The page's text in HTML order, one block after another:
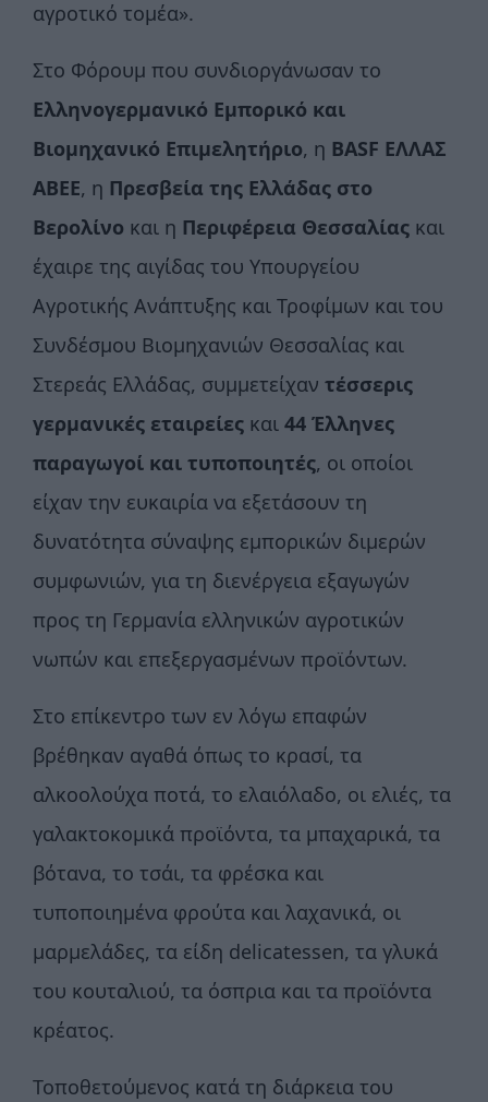
αγροτικό τομέα».
Στο Φόρουμ που συνδιοργάνωσαν το
Ελληνογερμανικό Εμπορικό και
Βιομηχανικό Επιμελητήριο, η BASF ΕΛΛΑΣ
ΑΒΕΕ, η Πρεσβεία της Ελλάδας στο
Βερολίνο και η Περιφέρεια Θεσσαλίας και
έχαιρε της αιγίδας του Υπουργείου
Αγροτικής Ανάπτυξης και Τροφίμων και του
Συνδέσμου Βιομηχανιών Θεσσαλίας και
Στερεάς Ελλάδας, συμμετείχαν τέσσερις
γερμανικές εταιρείες και 44 Έλληνες
παραγωγοί και τυποποιητές, οι οποίοι
είχαν την ευκαιρία να εξετάσουν τη
δυνατότητα σύναψης εμπορικών διμερών
συμφωνιών, για τη διενέργεια εξαγωγών
προς τη Γερμανία ελληνικών αγροτικών
νωπών και επεξεργασμένων προϊόντων.
Στο επίκεντρο των εν λόγω επαφών
βρέθηκαν αγαθά όπως το κρασί, τα
αλκοολούχα ποτά, το ελαιόλαδο, οι ελιές, τα
γαλακτοκομικά προϊόντα, τα μπαχαρικά, τα
βότανα, το τσάι, τα φρέσκα και
τυποποιημένα φρούτα και λαχανικά, οι
μαρμελάδες, τα είδη delicatessen, τα γλυκά
του κουταλιού, τα όσπρια και τα προϊόντα
κρέατος.
Τοποθετούμενος κατά τη διάρκεια του